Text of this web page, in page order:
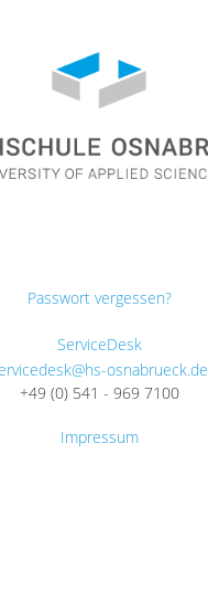
Passwort vergessen?
ServiceDesk
osnabrueck.de
+49 (0) 541 - 969 7100
Impressum